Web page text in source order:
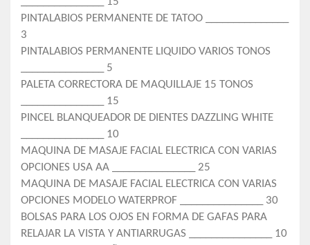
PINTALABIOS PERMANENTE DE TATOO _______________
3
PINTALABIOS PERMANENTE LIQUIDO VARIOS TONOS
_______________ 5
PALETA CORRECTORA DE MAQUILLAJE 15 TONOS
_______________ 15
PINCEL BLANQUEADOR DE DIENTES DAZZLING WHITE
_______________ 10
MAQUINA DE MASAJE FACIAL ELECTRICA CON VARIAS
OPCIONES USA AA _______________ 25
MAQUINA DE MASAJE FACIAL ELECTRICA CON VARIAS
OPCIONES MODELO WATERPROF _______________ 30
BOLSAS PARA LOS OJOS EN FORMA DE GAFAS PARA
RELAJAR LA VISTA Y ANTIARRUGAS _______________ 10